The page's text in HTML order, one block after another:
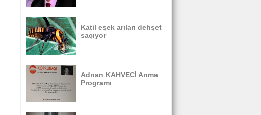
Katil eşek arıları dehşet
saçıyor
Adnan KAHVECİ Anma
Programı